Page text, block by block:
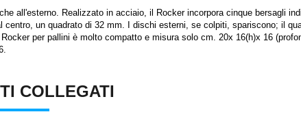
all'esterno. Realizzato in acciaio, il Rocker incorpora cinque bersagli
un quadrato di 32 mm. I dischi esterni, se colpiti, spariscono; il
per pallini è molto compatto e misura solo cm. 20x 16(h)x 16
COLLEGATI